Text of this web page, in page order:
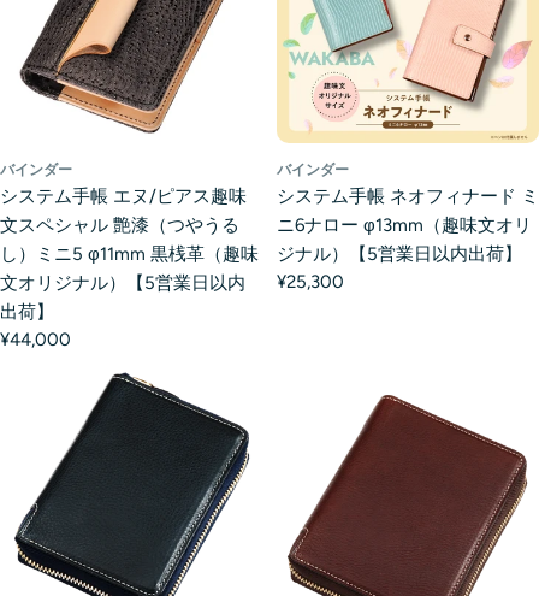
バインダー
システム手帳 エヌ/ピアス趣味
文スペシャル 艶漆（つやうる
し）ミニ5 φ11mm 黒桟革（趣味
文オリジナル）【5営業日以内
出荷】
¥44,000
バインダー
システム手帳 ネオフィナード ミ
ニ6ナロー φ13mm（趣味文オリ
ジナル）【5営業日以内出荷】
¥25,300